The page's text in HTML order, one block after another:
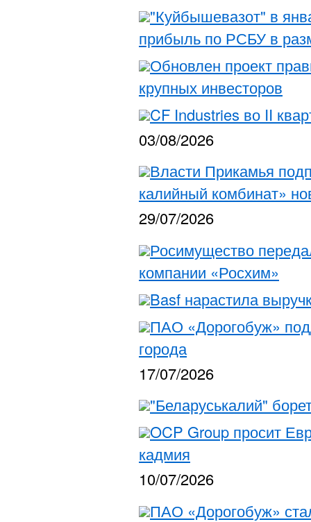
"Куйбышевазот" в
прибыль по РСБУ в
Обновлен проект
крупных инвесторов
CF Industries во II
03/08/2026
Власти Прикамья
калийный комбинат»
29/07/2026
Росимущество
компании «Росхим»
Basf нарастила
ПАО «Дорогобуж»
города
17/07/2026
"Беларуськалий"
OCP Group просит
кадмия
10/07/2026
ПАО «Дорогобуж»